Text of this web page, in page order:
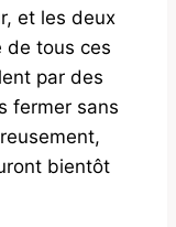
et les deux
de tous ces
par des
fermer sans
bientôt